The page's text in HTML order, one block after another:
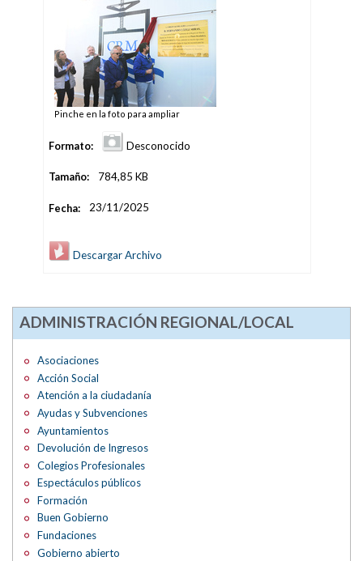
Pinche en la foto para ampliar
Formato: Desconocido
Tamaño: 784,85 KB
Fecha: 23/11/2025
Descargar Archivo
ADMINISTRACIÓN REGIONAL/LOCAL
Asociaciones
Acción Social
Atención a la ciudadanía
Ayudas y Subvenciones
Ayuntamientos
Devolución de Ingresos
Colegios Profesionales
Espectáculos públicos
Formación
Buen Gobierno
Fundaciones
Gobierno abierto